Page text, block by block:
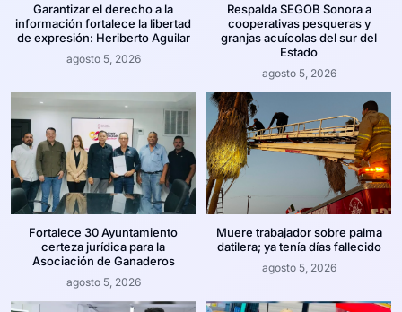
Garantizar el derecho a la
información fortalece la libertad
de expresión: Heriberto Aguilar
agosto 5, 2026
Respalda SEGOB Sonora a
cooperativas pesqueras y
granjas acuícolas del sur del
Estado
agosto 5, 2026
Fortalece 30 Ayuntamiento
certeza jurídica para la
Asociación de Ganaderos
agosto 5, 2026
Muere trabajador sobre palma
datilera; ya tenía días fallecido
agosto 5, 2026